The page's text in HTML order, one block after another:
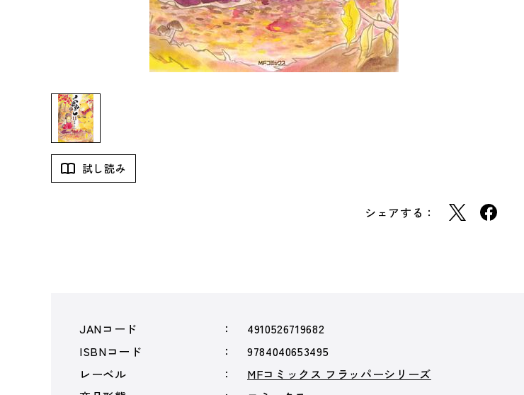
試し読み
シェアする：
JANコード
4910526719682
ISBNコード
9784040653495
レーベル
MFコミックス フラッパーシリーズ